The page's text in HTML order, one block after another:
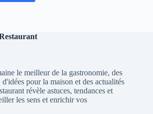
le meilleur de la gastronomie, des
pour la maison et des actualités
révèle astuces, tendances et
les sens et enrichir vos